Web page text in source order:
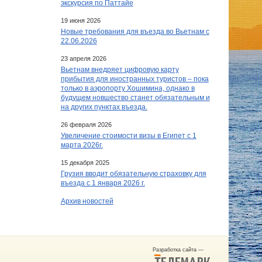
экскурсия по Паттайе
19 июня 2026
Новые требования для въезда во Вьетнам с
22.06.2026
23 апреля 2026
Вьетнам внедряет цифровую карту
прибытия для иностранных туристов – пока
только в аэропорту Хошимина, однако в
будущем новшество станет обязательным и
на других пунктах въезда.
26 февраля 2026
Увеличение стоимости визы в Египет c 1
марта 2026г.
15 декабря 2025
Грузия вводит обязательную страховку для
въезда с 1 января 2026 г.
Архив новостей
Разработка сайта —